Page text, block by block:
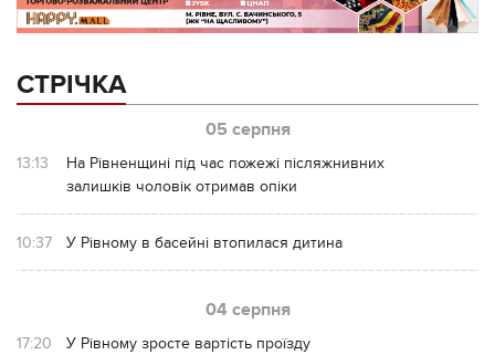
СТРІЧКА
05 серпня
13:13
На Рівненщині під час пожежі післяжнивних
залишків чоловік отримав опіки
10:37 У Рівному в басейні втопилася дитина
04 серпня
17:20 У Рівному зросте вартість проїзду